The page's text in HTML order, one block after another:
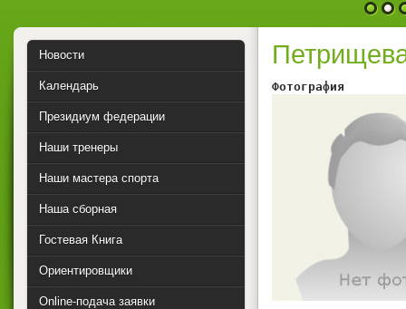
1 2
Фотография
Новости
Календарь
Президиум федерации
Наши тренеры
Наши мастера спорта
Наша сборная
Гостевая Книга
Ориентировщики
Online-подача заявки